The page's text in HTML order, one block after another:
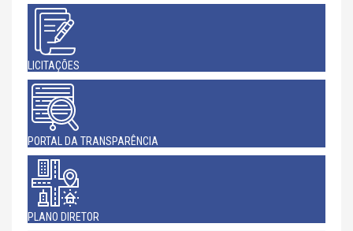
LICITAÇÕES
PORTAL DA TRANSPARÊNCIA
PLANO DIRETOR